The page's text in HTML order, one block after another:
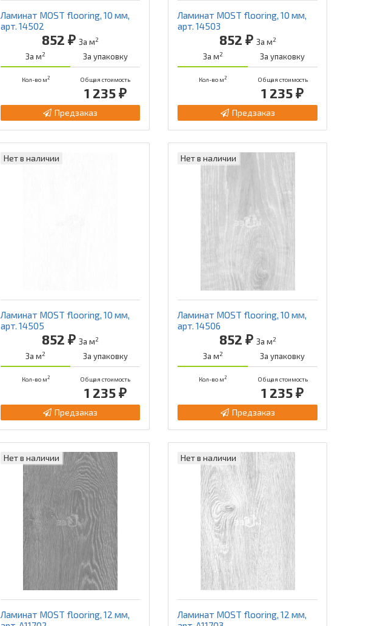
Ламинат MOST flooring, 10 мм,
арт. 14502
852 ₽За м2
За м2 За упаковку
Кол-во м2 Общая стоимость
1 235 ₽
Предзаказ
Ламинат MOST flooring, 10 мм,
арт. 14503
852 ₽ За м2
За м2 За упаковку
Кол-во м2 Общая стоимость
1 235 ₽
Предзаказ
Нет в наличии
Ламинат MOST flooring, 10 мм,
арт. 14505
852 ₽За м2
За м2 За упаковку
Кол-во м2 Общая стоимость
1 235 ₽
Предзаказ
Нет в наличии
Ламинат MOST flooring, 10 мм,
арт. 14506
852 ₽ За м2
За м2 За упаковку
Кол-во м2 Общая стоимость
1 235 ₽
Предзаказ
Нет в наличии
Ламинат MOST flooring, 12 мм,
Нет в наличии
Ламинат MOST flooring, 12 мм,